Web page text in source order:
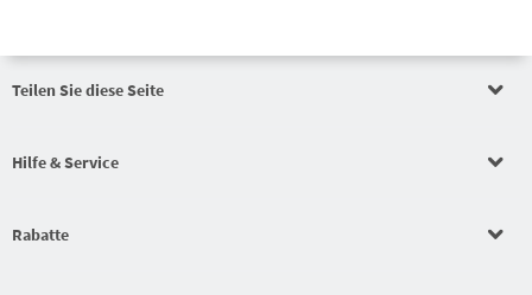
Teilen Sie diese Seite
Hilfe & Service
Rabatte